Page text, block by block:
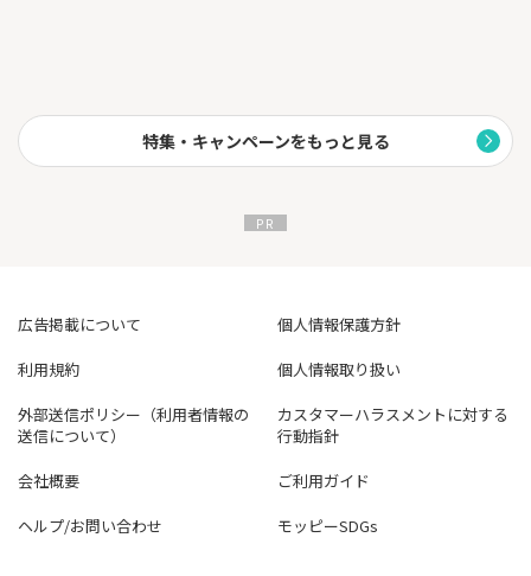
特集・キャンペーンをもっと見る
広告掲載について
個人情報保護方針
利用規約
個人情報取り扱い
外部送信ポリシー（利用者情報の
送信について）
カスタマーハラスメントに対する
行動指針
会社概要
ご利用ガイド
ヘルプ/お問い合わせ
モッピーSDGs